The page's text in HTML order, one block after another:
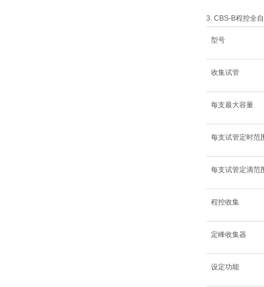
3. CBS-B程控全
型号
收集试管
每支最大容量
每支试管定时范
每支试管定滴范
程控收集
定峰收集器
设定功能